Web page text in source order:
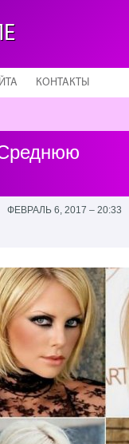
КОНТАКТЫ
ФЕВРАЛЬ 6, 2017 – 20:33